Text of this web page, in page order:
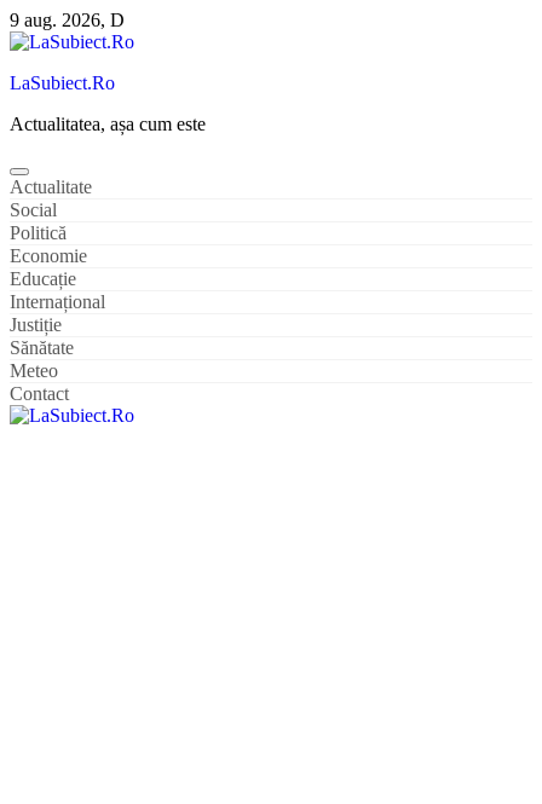
Sari
la
9 aug. 2026, D
LaSubiect.Ro
Actualitatea, așa cum este
Actualitate
Social
Politică
Economie
Educație
Internațional
Justiție
Sănătate
Meteo
Contact